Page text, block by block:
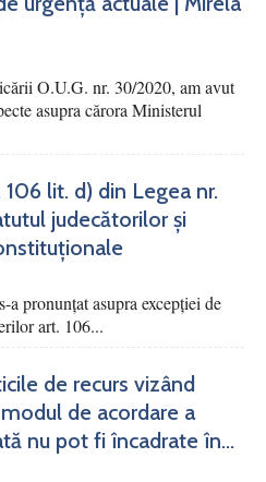
O.U.G. nr. 30/2020, am avut
asupra cărora Ministerul
lit. d) din Legea nr.
judecătorilor și
pronunțat asupra excepției de
art. 106...
de recurs vizând
de acordare a
nu pot fi încadrate în...